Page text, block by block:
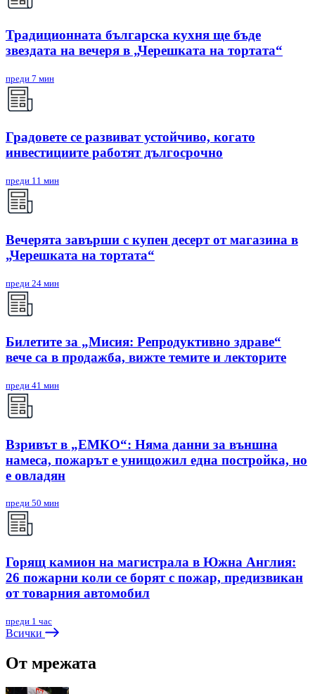
Традиционната българска кухня ще бъде
звездата на вечеря в „Черешката на тортата“
преди 7 мин
Градовете се развиват устойчиво, когато
инвестициите работят дългосрочно
преди 11 мин
Вечерята завърши с купен десерт от магазина в
„Черешката на тортата“
преди 24 мин
Билетите за „Мисия: Репродуктивно здраве“
вече са в продажба, вижте темите и лекторите
преди 41 мин
Взривът в „ЕМКО“: Няма данни за външна
намеса, пожарът е унищожил една постройка, но
е овладян
преди 50 мин
Горящ камион на магистрала в Южна Англия:
26 пожарни коли се борят с пожар, предизвикан
от товарния автомобил
преди 1 час
Всички
От мрежата